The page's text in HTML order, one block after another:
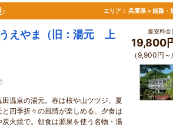
エリア： 兵庫県 > 姫路・
えやま（旧：湯元 上
温泉の湯元。春は桜や山ツツジ、夏
四季折々の風情が楽しめる。夕食は
火焼で。朝食は源泉を使う名物・湯
最安料金
19,800
（9,900円～/